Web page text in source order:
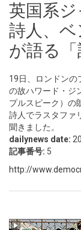
英国系
詩人、
が語る「
19日、ロンドンの
の故ハワード・ジ
プルスピーク）の
詩人でラスタファ
聞きました。
dailynews date:
記事番号: 5
http://